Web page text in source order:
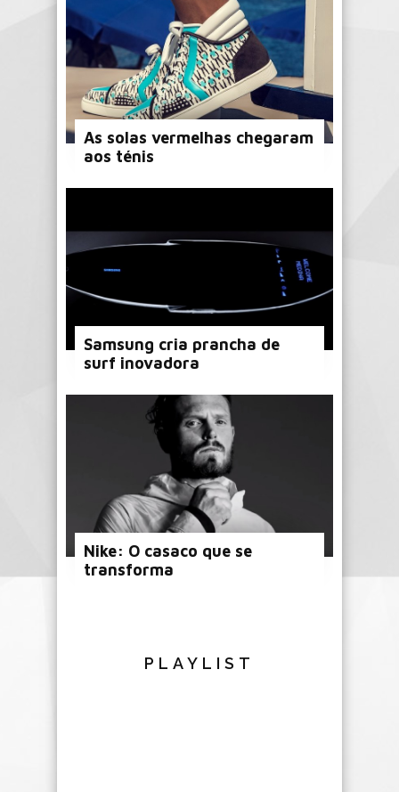
As solas vermelhas chegaram
aos ténis
Samsung cria prancha de
surf inovadora
Nike: O casaco que se
transforma
PLAYLIST